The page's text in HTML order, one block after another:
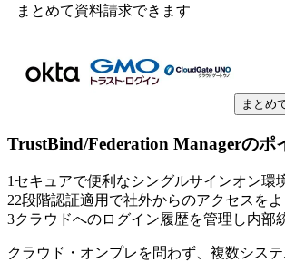
まとめて資料請求できます
まとめ
TrustBind/Federation Managerのポ
1セキュアで便利なシングルサインオン環
22段階認証適用で社外からのアクセスをよ
3クラウドへのログイン履歴を管理し内部
クラウド・オンプレを問わず、複数シス